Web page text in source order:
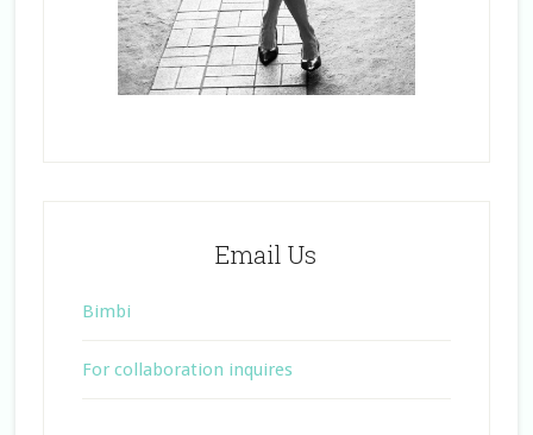
Email Us
Bimbi
For collaboration inquires